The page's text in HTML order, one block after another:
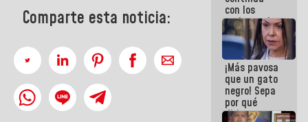
Comparte esta noticia: con los
trabajos de
mantenimiento
e inspección
en la Línea 2
¡Más pavosa
que un gato
negro! Sepa
por qué
dirigentes